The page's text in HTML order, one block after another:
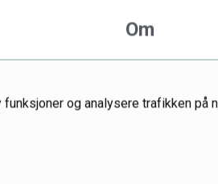
Om
og analysere trafikken på